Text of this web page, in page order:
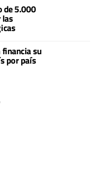
de 5.000
su
por país